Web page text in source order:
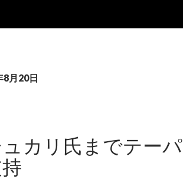
8月20日
カリ氏までテーパ